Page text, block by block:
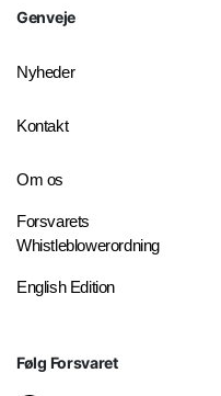
Genveje
Nyheder
Kontakt
Om os
Forsvarets
Whistleblowerordning
English Edition
Følg Forsvaret